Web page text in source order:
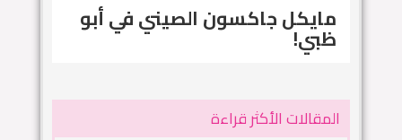
مايكل جاكسون الصيني في أبو
ظبي!
المقالات الأكثر قراءة